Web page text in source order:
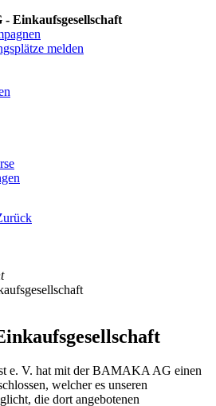
Einkaufsgesellschaft
melden
e. V. hat mit der BAMAKA AG einen
welcher es unseren
die dort angebotenen